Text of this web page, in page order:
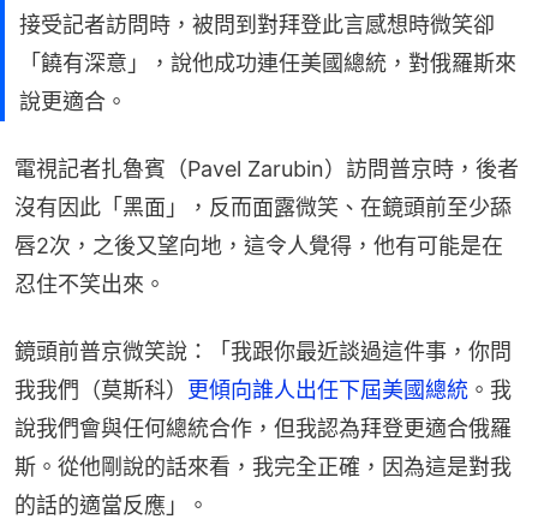
接受記者訪問時，被問到對拜登此言感想時微笑卻
「饒有深意」，說他成功連任美國總統，對俄羅斯來
說更適合。
電視記者扎魯賓（Pavel Zarubin）訪問普京時，後者
沒有因此「黑面」，反而面露微笑、在鏡頭前至少舔
唇2次，之後又望向地，這令人覺得，他有可能是在
忍住不笑出來。
鏡頭前普京微笑說：「我跟你最近談過這件事，你問
我我們（莫斯科） 更傾向誰人出任下屆美國總統 。我
說我們會與任何總統合作，但我認為拜登更適合俄羅
斯。從他剛說的話來看，我完全正確，因為這是對我
的話的適當反應」。